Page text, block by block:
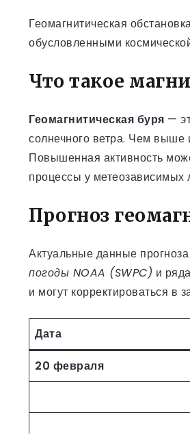
Геомагнитическая
обусловленными
Что такое
Геомагнитическая буря —
солнечного ветра. Чем
Повышенная активность
процессы у метеозависимых
Прогноз
Актуальные данные
погоды NOAA (SWPC) и
и могут корректироваться в
Дата
20 февраля